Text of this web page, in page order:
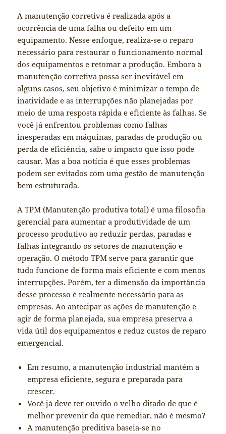
A manutenção corretiva é realizada após a
ocorrência de uma falha ou defeito em um
equipamento. Nesse enfoque, realiza-se o reparo
necessário para restaurar o funcionamento normal
dos equipamentos e retomar a produção. Embora a
manutenção corretiva possa ser inevitável em
alguns casos, seu objetivo é minimizar o tempo de
inatividade e as interrupções não planejadas por
meio de uma resposta rápida e eficiente às falhas. Se
você já enfrentou problemas como falhas
inesperadas em máquinas, paradas de produção ou
perda de eficiência, sabe o impacto que isso pode
causar. Mas a boa notícia é que esses problemas
podem ser evitados com uma gestão de manutenção
bem estruturada.
A TPM (Manutenção produtiva total) é uma filosofia
gerencial para aumentar a produtividade de um
processo produtivo ao reduzir perdas, paradas e
falhas integrando os setores de manutenção e
operação. O método TPM serve para garantir que
tudo funcione de forma mais eficiente e com menos
interrupções. Porém, ter a dimensão da importância
desse processo é realmente necessário para as
empresas. Ao antecipar as ações de manutenção e
agir de forma planejada, sua empresa preserva a
vida útil dos equipamentos e reduz custos de reparo
emergencial.
Em resumo, a manutenção industrial mantém a
empresa eficiente, segura e preparada para
crescer.
Você já deve ter ouvido o velho ditado de que é
melhor prevenir do que remediar, não é mesmo?
A manutenção preditiva baseia-se no